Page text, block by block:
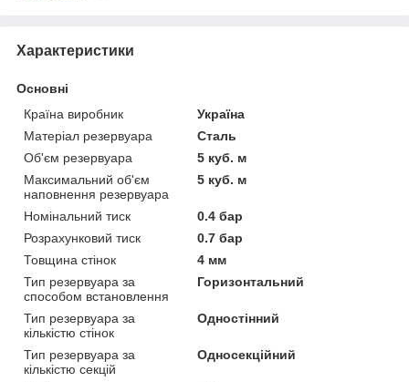
Характеристики
Основні
Країна виробник
Україна
Матеріал резервуара
Сталь
Об'єм резервуара
5 куб. м
Максимальний об'єм
наповнення резервуара
5 куб. м
Номінальний тиск
0.4 бар
Розрахунковий тиск
0.7 бар
Товщина стінок
4 мм
Тип резервуара за
способом встановлення
Горизонтальний
Тип резервуара за
кількістю стінок
Одностінний
Тип резервуара за
кількістю секцій
Односекційний